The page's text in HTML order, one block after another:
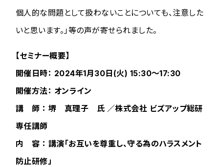
個人的な問題として扱わないことについても、注意した
いと思います。」等の声が寄せられました。
【セミナー概要】
開催日時： 2024年1月30日(火) 15:30～17:30
開催方法： オンライン
講 師 ： 堺 真理子 氏 ／株式会社 ビズアップ総研
専任講師
内 容 ： 講演「お互いを尊重し、守る為のハラスメント
防止研修」